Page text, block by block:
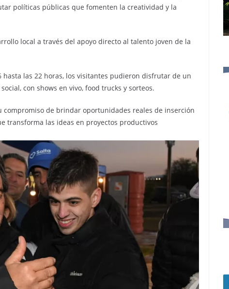
políticas públicas que fomenten la creatividad y la
local a través del apoyo directo al talento joven de la
las 22 horas, los visitantes pudieron disfrutar de un
con shows en vivo, food trucks y sorteos.
compromiso de brindar oportunidades reales de inserción
transforma las ideas en proyectos productivos